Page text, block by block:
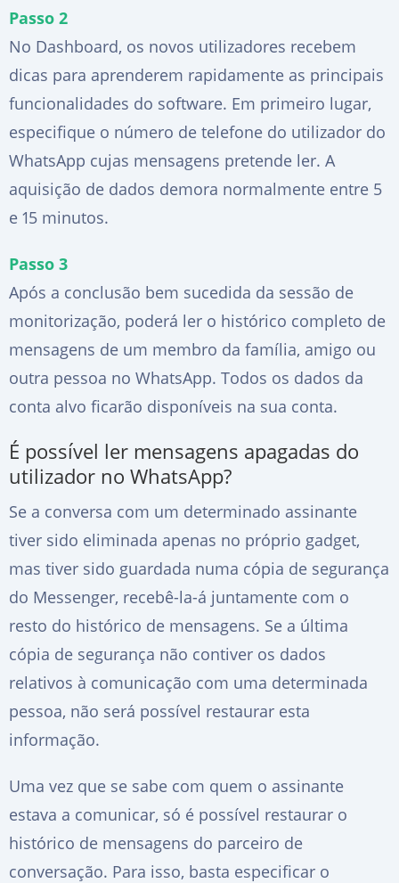
Passo 2
No Dashboard, os novos utilizadores recebem
dicas para aprenderem rapidamente as principais
funcionalidades do software. Em primeiro lugar,
especifique o número de telefone do utilizador do
WhatsApp cujas mensagens pretende ler. A
aquisição de dados demora normalmente entre 5
e 15 minutos.
Passo 3
Após a conclusão bem sucedida da sessão de
monitorização, poderá ler o histórico completo de
mensagens de um membro da família, amigo ou
outra pessoa no WhatsApp. Todos os dados da
conta alvo ficarão disponíveis na sua conta.
É possível ler mensagens apagadas do
utilizador no WhatsApp?
Se a conversa com um determinado assinante
tiver sido eliminada apenas no próprio gadget,
mas tiver sido guardada numa cópia de segurança
do Messenger, recebê-la-á juntamente com o
resto do histórico de mensagens. Se a última
cópia de segurança não contiver os dados
relativos à comunicação com uma determinada
pessoa, não será possível restaurar esta
informação.
Uma vez que se sabe com quem o assinante
estava a comunicar, só é possível restaurar o
histórico de mensagens do parceiro de
conversação. Para isso, basta especificar o